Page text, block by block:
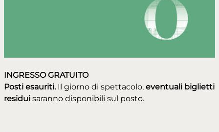
INGRESSO GRATUITO
Posti esauriti. Il giorno di spettacolo, eventuali biglietti
residui saranno disponibili sul posto.